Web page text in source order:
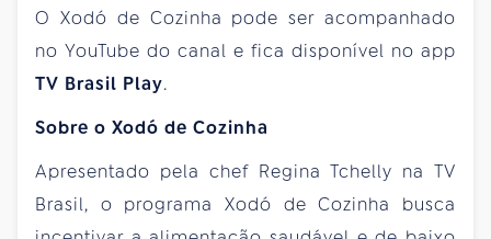
O Xodó de Cozinha pode ser acompanhado
no YouTube do canal e fica disponível no app
TV Brasil Play.
Sobre o Xodó de Cozinha
Apresentado pela chef Regina Tchelly na TV
Brasil, o programa Xodó de Cozinha busca